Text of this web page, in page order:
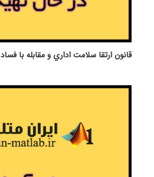
قانون ارتقا سلامت اداري و مقابله با فساد